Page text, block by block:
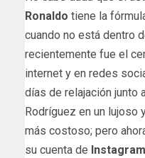
Ronaldo tiene la
cuando no está dentro
recientemente fue el
internet y en redes
días de relajación junto
Rodríguez en un lujoso
más costoso; pero
su cuenta de Instagram